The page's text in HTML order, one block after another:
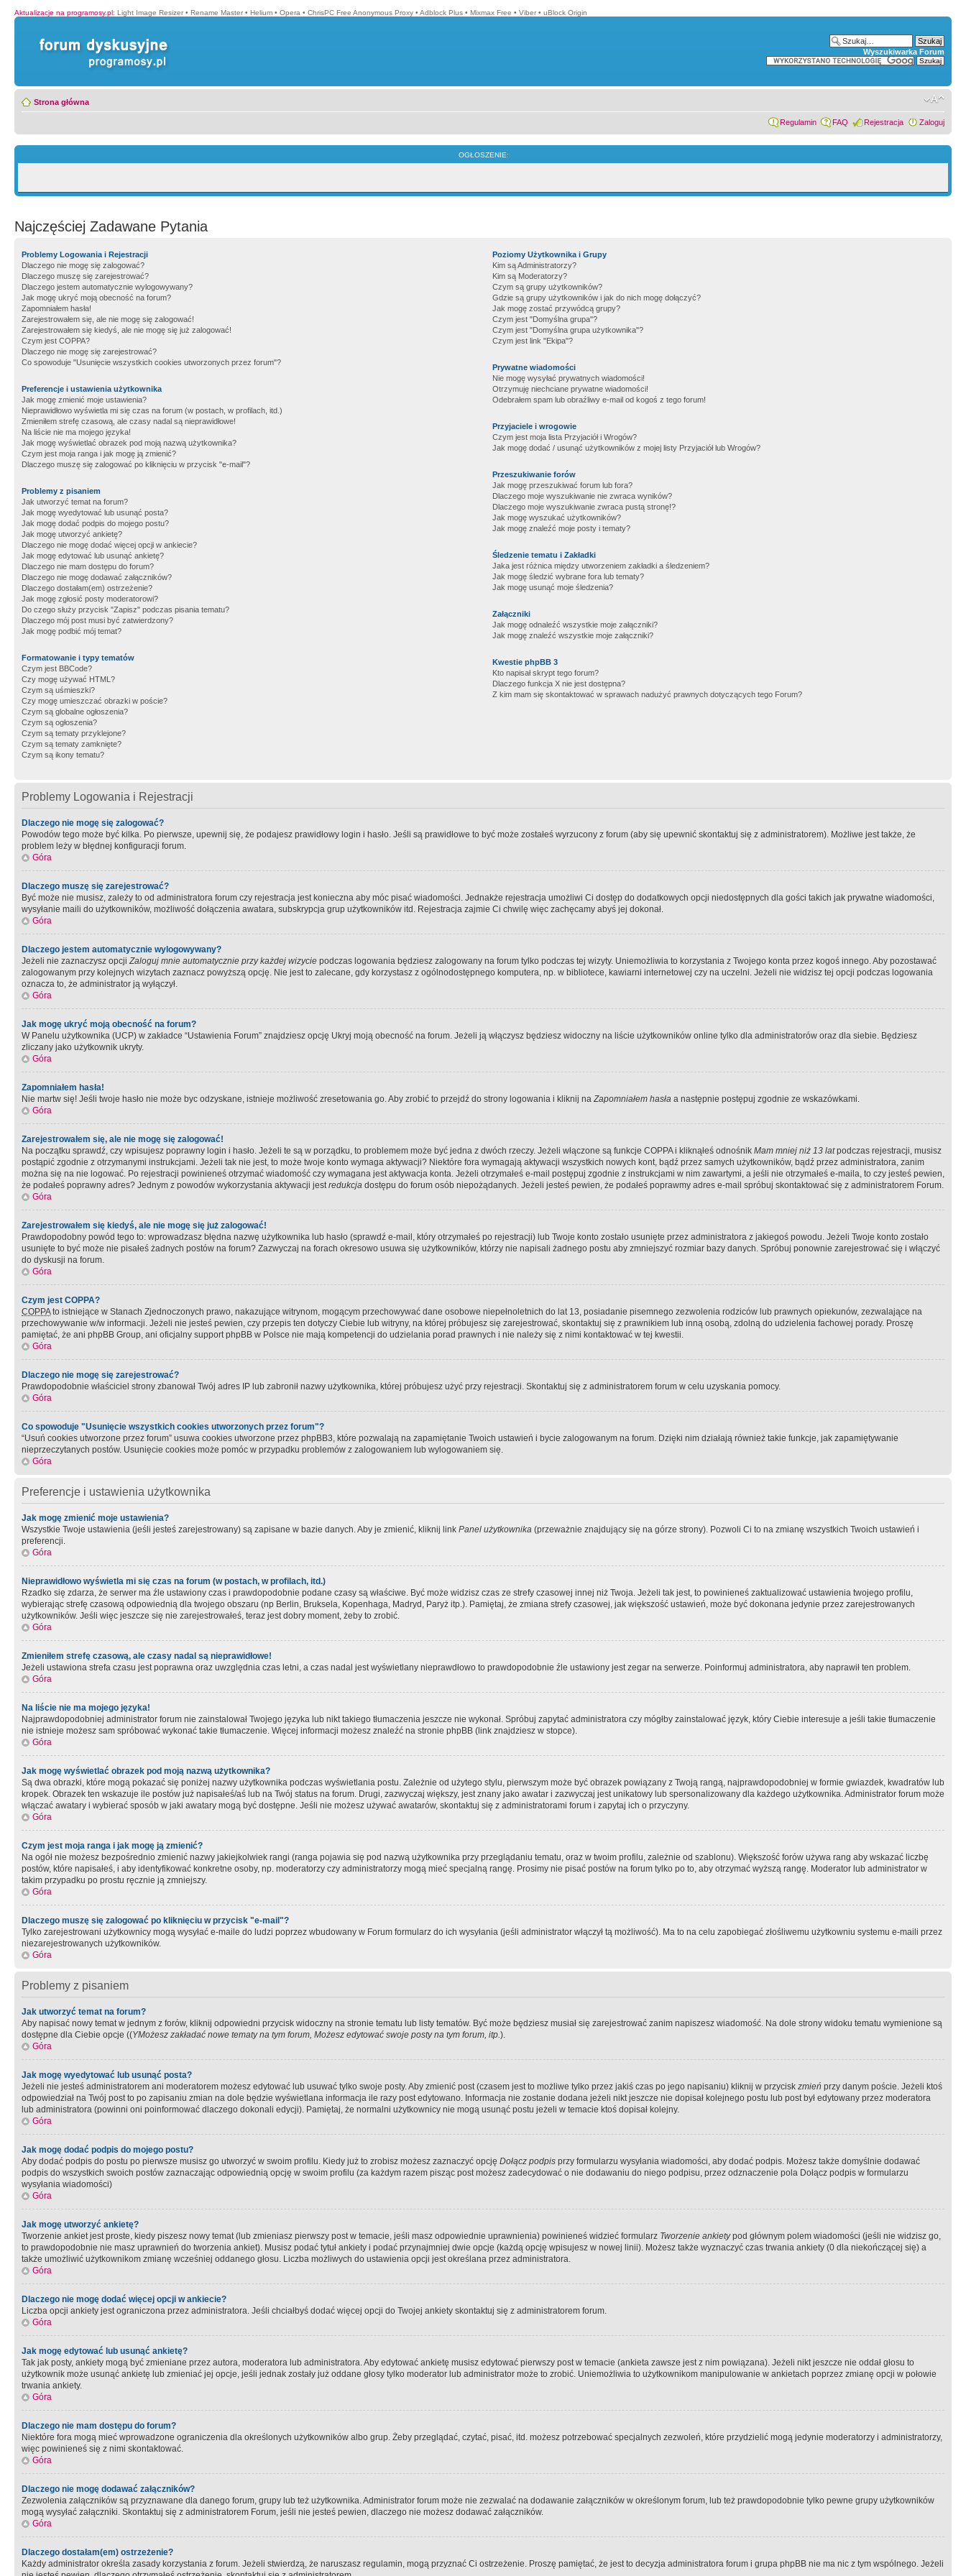
Aktualizacje na programosy.pl: Light Image Resizer • Rename Master • Helium • Opera • ChrisPC Free Anonymous Proxy • Adblock Plus • Mixmax Free • Viber • uBlock Origin
Wyszukiwarka Forum
Strona główna
Regulamin FAQ Rejestracja Zaloguj
OGŁOSZENIE:
Najczęściej Zadawane Pytania
Problemy Logowania i Rejestracji
Dlaczego nie mogę się zalogować?
Dlaczego muszę się zarejestrować?
Dlaczego jestem automatycznie wylogowywany?
Jak mogę ukryć moją obecność na forum?
Zapomniałem hasła!
Zarejestrowałem się, ale nie mogę się zalogować!
Zarejestrowałem się kiedyś, ale nie mogę się już zalogować!
Czym jest COPPA?
Dlaczego nie mogę się zarejestrować?
Co spowoduje "Usunięcie wszystkich cookies utworzonych przez forum"?
Preferencje i ustawienia użytkownika
Jak mogę zmienić moje ustawienia?
Nieprawidłowo wyświetla mi się czas na forum (w postach, w profilach, itd.)
Zmieniłem strefę czasową, ale czasy nadal są nieprawidłowe!
Na liście nie ma mojego języka!
Jak mogę wyświetlać obrazek pod moją nazwą użytkownika?
Czym jest moja ranga i jak mogę ją zmienić?
Dlaczego muszę się zalogować po kliknięciu w przycisk "e-mail"?
Problemy z pisaniem
Jak utworzyć temat na forum?
Jak mogę wyedytować lub usunąć posta?
Jak mogę dodać podpis do mojego postu?
Jak mogę utworzyć ankietę?
Dlaczego nie mogę dodać więcej opcji w ankiecie?
Jak mogę edytować lub usunąć ankietę?
Dlaczego nie mam dostępu do forum?
Dlaczego nie mogę dodawać załączników?
Dlaczego dostałam(em) ostrzeżenie?
Jak mogę zgłosić posty moderatorowi?
Do czego służy przycisk "Zapisz" podczas pisania tematu?
Dlaczego mój post musi być zatwierdzony?
Jak mogę podbić mój temat?
Formatowanie i typy tematów
Czym jest BBCode?
Czy mogę używać HTML?
Czym są uśmieszki?
Czy mogę umieszczać obrazki w poście?
Czym są globalne ogłoszenia?
Czym są ogłoszenia?
Czym są tematy przyklejone?
Czym są tematy zamknięte?
Czym są ikony tematu?
Poziomy Użytkownika i Grupy
Kim są Administratorzy?
Kim są Moderatorzy?
Czym są grupy użytkowników?
Gdzie są grupy użytkowników i jak do nich mogę dołączyć?
Jak mogę zostać przywódcą grupy?
Czym jest "Domyślna grupa"?
Czym jest "Domyślna grupa użytkownika"?
Czym jest link "Ekipa"?
Prywatne wiadomości
Nie mogę wysyłać prywatnych wiadomości!
Otrzymuję niechciane prywatne wiadomości!
Odebrałem spam lub obraźliwy e-mail od kogoś z tego forum!
Przyjaciele i wrogowie
Czym jest moja lista Przyjaciół i Wrogów?
Jak mogę dodać / usunąć użytkowników z mojej listy Przyjaciół lub Wrogów?
Przeszukiwanie forów
Jak mogę przeszukiwać forum lub fora?
Dlaczego moje wyszukiwanie nie zwraca wyników?
Dlaczego moje wyszukiwanie zwraca pustą stronę!?
Jak mogę wyszukać użytkowników?
Jak mogę znaleźć moje posty i tematy?
Śledzenie tematu i Zakładki
Jaka jest różnica między utworzeniem zakładki a śledzeniem?
Jak mogę śledzić wybrane fora lub tematy?
Jak mogę usunąć moje śledzenia?
Załączniki
Jak mogę odnaleźć wszystkie moje załączniki?
Jak mogę znaleźć wszystkie moje załączniki?
Kwestie phpBB 3
Kto napisał skrypt tego forum?
Dlaczego funkcja X nie jest dostępna?
Z kim mam się skontaktować w sprawach nadużyć prawnych dotyczących tego Forum?
Problemy Logowania i Rejestracji
Dlaczego nie mogę się zalogować?
Powodów tego może być kilka. Po pierwsze, upewnij się, że podajesz prawidłowy login i hasło. Jeśli są prawidłowe to być może zostałeś wyrzucony z forum (aby się upewnić skontaktuj się z administratorem). Możliwe jest także, że
problem leży w błędnej konfiguracji forum.
Góra
Dlaczego muszę się zarejestrować?
Być może nie musisz, zależy to od administratora forum czy rejestracja jest konieczna aby móc pisać wiadomości. Jednakże rejestracja umożliwi Ci dostęp do dodatkowych opcji niedostępnych dla gości takich jak prywatne wiadomości,
wysyłanie maili do użytkowników, możliwość dołączenia awatara, subskrypcja grup użytkowników itd. Rejestracja zajmie Ci chwilę więc zachęcamy abyś jej dokonał.
Góra
Dlaczego jestem automatycznie wylogowywany?
Jeżeli nie zaznaczysz opcjiZaloguj mnie automatycznie przy każdej wizycie podczas logowania będziesz zalogowany na forum tylko podczas tej wizyty. Uniemożliwia to korzystania z Twojego konta przez kogoś innego. Aby pozostawać
zalogowanym przy kolejnych wizytach zaznacz powyższą opcję. Nie jest to zalecane, gdy korzystasz z ogólnodostępnego komputera, np. w bibliotece, kawiarni internetowej czy na uczelni. Jeżeli nie widzisz tej opcji podczas logowania
oznacza to, że administrator ją wyłączył.
Góra
Jak mogę ukryć moją obecność na forum?
W Panelu użytkownika (UCP) w zakładce “Ustawienia Forum” znajdziesz opcję Ukryj moją obecność na forum. Jeżeli ją włączysz będziesz widoczny na liście użytkowników online tylko dla administratorów oraz dla siebie. Będziesz
zliczany jako użytkownik ukryty.
Góra
Zapomniałem hasła!
Nie martw się! Jeśli twoje hasło nie może byc odzyskane, istnieje możliwość zresetowania go. Aby zrobić to przejdź do strony logowania i kliknij naZapomniałem hasła a następnie postępuj zgodnie ze wskazówkami.
Góra
Zarejestrowałem się, ale nie mogę się zalogować!
Na początku sprawdź, czy wpisujesz poprawny login i hasło. Jeżeli te są w porządku, to problemem może być jedna z dwóch rzeczy. Jeżeli włączone są funkcje COPPA i kliknąłeś odnośnik Mam mniej niż 13 latpodczas rejestracji, musisz
postąpić zgodnie z otrzymanymi instrukcjami. Jeżeli tak nie jest, to może twoje konto wymaga aktywacji? Niektóre fora wymagają aktywacji wszystkich nowych kont, bądź przez samych użytkowników, bądź przez administratora, zanim
można się na nie logować. Po rejestracji powinieneś otrzymać wiadomość czy wymagana jest aktywacja konta. Jeżeli otrzymałeś e-mail postępuj zgodnie z instrukcjami w nim zawartymi, a jeśli nie otrzymałeś e-maila, to czy jesteś pewien,
że podałeś poprawny adres? Jednym z powodów wykorzystania aktywacji jestredukcja dostępu do forum osób niepożądanych. Jeżeli jesteś pewien, że podałeś poprawmy adres e-mail spróbuj skontaktować się z administratorem Forum.
Góra
Zarejestrowałem się kiedyś, ale nie mogę się już zalogować!
Prawdopodobny powód tego to: wprowadzasz błędna nazwę użytkownika lub hasło (sprawdź e-mail, który otrzymałeś po rejestracji) lub Twoje konto zostało usunięte przez administratora z jakiegoś powodu. Jeżeli Twoje konto zostało
usunięte to być może nie pisałeś żadnych postów na forum? Zazwyczaj na forach okresowo usuwa się użytkowników, którzy nie napisali żadnego postu aby zmniejszyć rozmiar bazy danych. Spróbuj ponownie zarejestrować się i włączyć
do dyskusji na forum.
Góra
Czym jest COPPA?
COPPAto istniejące w Stanach Zjednoczonych prawo, nakazujące witrynom, mogącym przechowywać dane osobowe niepełnoletnich do lat 13, posiadanie pisemnego zezwolenia rodziców lub prawnych opiekunów, zezwalające na
przechowywanie w/w informacji. Jeżeli nie jesteś pewien, czy przepis ten dotyczy Ciebie lub witryny, na której próbujesz się zarejestrować, skontaktuj się z prawnikiem lub inną osobą, zdolną do udzielenia fachowej porady. Proszę
pamiętać, że ani phpBB Group, ani oficjalny support phpBB w Polsce nie mają kompetencji do udzielania porad prawnych i nie należy się z nimi kontaktować w tej kwestii.
Góra
Dlaczego nie mogę się zarejestrować?
Prawdopodobnie właściciel strony zbanował Twój adres IP lub zabronił nazwy użytkownika, której próbujesz użyć przy rejestracji. Skontaktuj się z administratorem forum w celu uzyskania pomocy.
Góra
Co spowoduje "Usunięcie wszystkich cookies utworzonych przez forum"?
“Usuń cookies utworzone przez forum” usuwa cookies utworzone przez phpBB3, które pozwalają na zapamiętanie Twoich ustawień i bycie zalogowanym na forum. Dzięki nim działają również takie funkcje, jak zapamiętywanie
nieprzeczytanych postów. Usunięcie cookies może pomóc w przypadku problemów z zalogowaniem lub wylogowaniem się.
Góra
Preferencje i ustawienia użytkownika
Jak mogę zmienić moje ustawienia?
Wszystkie Twoje ustawienia (jeśli jesteś zarejestrowany) są zapisane w bazie danych. Aby je zmienić, kliknij link Panel użytkownika (przeważnie znajdujący się na górze strony). Pozwoli Ci to na zmianę wszystkich Twoich ustawień i
preferencji.
Góra
Nieprawidłowo wyświetla mi się czas na forum (w postach, w profilach, itd.)
Rzadko się zdarza, że serwer ma źle ustawiony czas i prawdopodobnie podane czasy są właściwe. Być może widzisz czas ze strefy czasowej innej niż Twoja. Jeżeli tak jest, to powinieneś zaktualizować ustawienia twojego profilu,
wybierając strefę czasową odpowiednią dla twojego obszaru (np Berlin, Bruksela, Kopenhaga, Madryd, Paryż itp.). Pamiętaj, że zmiana strefy czasowej, jak większość ustawień, może być dokonana jedynie przez zarejestrowanych
użytkowników. Jeśli więc jeszcze się nie zarejestrowałeś, teraz jest dobry moment, żeby to zrobić.
Góra
Zmieniłem strefę czasową, ale czasy nadal są nieprawidłowe!
Jeżeli ustawiona strefa czasu jest poprawna oraz uwzględnia czas letni, a czas nadal jest wyświetlany nieprawdłowo to prawdopodobnie źle ustawiony jest zegar na serwerze. Poinformuj administratora, aby naprawił ten problem.
Góra
Na liście nie ma mojego języka!
Najprawdopodobniej administrator forum nie zainstalował Twojego języka lub nikt takiego tłumaczenia jeszcze nie wykonał. Spróbuj zapytać administratora czy mógłby zainstalować język, który Ciebie interesuje a jeśli takie tłumaczenie
nie istnieje możesz sam spróbować wykonać takie tłumaczenie. Więcej informacji możesz znaleźć na stronie phpBB (link znajdziesz w stopce).
Góra
Jak mogę wyświetlać obrazek pod moją nazwą użytkownika?
Są dwa obrazki, które mogą pokazać się poniżej nazwy użytkownika podczas wyświetlania postu. Zależnie od użytego stylu, pierwszym może być obrazek powiązany z Twoją rangą, najprawdopodobniej w formie gwiazdek, kwadratów lub
kropek. Obrazek ten wskazuje ile postów już napisałeś/aś lub na Twój status na forum. Drugi, zazwyczaj większy, jest znany jako awatar i zazwyczaj jest unikatowy lub spersonalizowany dla każdego użytkownika. Administrator forum może
włączać awatary i wybierać sposób w jaki awatary mogą być dostępne. Jeśli nie możesz używać awatarów, skontaktuj się z administratorami forum i zapytaj ich o przyczyny.
Góra
Czym jest moja ranga i jak mogę ją zmienić?
Na ogół nie możesz bezpośrednio zmienić nazwy jakiejkolwiek rangi (ranga pojawia się pod nazwą użytkownika przy przeglądaniu tematu, oraz w twoim profilu, zależnie od szablonu). Większość forów używa rang aby wskazać liczbę
postów, które napisałeś, i aby identyfikować konkretne osoby, np. moderatorzy czy administratorzy mogą mieć specjalną rangę. Prosimy nie pisać postów na forum tylko po to, aby otrzymać wyższą rangę. Moderator lub administrator w
takim przypadku po prostu ręcznie ją zmniejszy.
Góra
Dlaczego muszę się zalogować po kliknięciu w przycisk "e-mail"?
Tylko zarejestrowani użytkownicy mogą wysyłać e-maile do ludzi poprzez wbudowany w Forum formularz do ich wysyłania (jeśli administrator włączył tą możliwość). Ma to na celu zapobiegać złośliwemu użytkowniu systemu e-maili przez
niezarejestrowanych użytkowników.
Góra
Problemy z pisaniem
Jak utworzyć temat na forum?
Aby napisać nowy temat w jednym z forów, kliknij odpowiedni przycisk widoczny na stronie tematu lub listy tematów. Być może będziesz musiał się zarejestrować zanim napiszesz wiadomość. Na dole strony widoku tematu wymienione są
dostępne dla Ciebie opcje ((YMożesz zakładać nowe tematy na tym forum, Możesz edytować swoje posty na tym forum, itp.).
Góra
Jak mogę wyedytować lub usunąć posta?
Jeżeli nie jesteś administratorem ani moderatorem możesz edytować lub usuwać tylko swoje posty. Aby zmienić post (czasem jest to możliwe tylko przez jakiś czas po jego napisaniu) kliknij w przycisk zmień przy danym poście. Jeżeli ktoś
odpowiedział na Twój post to po zapisaniu zmian na dole będzie wyświetlana informacja ile razy post edytowano. Informacja nie zostanie dodana jeżeli nikt jeszcze nie dopisał kolejnego postu lub post był edytowany przez moderatora
lub administratora (powinni oni poinformować dlaczego dokonali edycji). Pamiętaj, że normalni użytkownicy nie mogą usunąć postu jeżeli w temacie ktoś dopisał kolejny.
Góra
Jak mogę dodać podpis do mojego postu?
Aby dodać podpis do postu po pierwsze musisz go utworzyć w swoim profilu. Kiedy już to zrobisz możesz zaznaczyć opcję Dołącz podpis przy formularzu wysyłania wiadomości, aby dodać podpis. Możesz także domyślnie dodawać
podpis do wszystkich swoich postów zaznaczając odpowiednią opcję w swoim profilu (za każdym razem pisząc post możesz zadecydować o nie dodawaniu do niego podpisu, przez odznaczenie pola Dołącz podpis w formularzu
wysyłania wiadomości)
Góra
Jak mogę utworzyć ankietę?
Tworzenie ankiet jest proste, kiedy piszesz nowy temat (lub zmieniasz pierwszy post w temacie, jeśli masz odpowiednie uprawnienia) powinieneś widzieć formularz Tworzenie ankietypod głównym polem wiadomości (jeśli nie widzisz go,
to prawdopodobnie nie masz uprawnień do tworzenia ankiet). Musisz podać tytuł ankiety i podać przynajmniej dwie opcje (każdą opcję wpisujesz w nowej linii). Możesz także wyznaczyć czas trwania ankiety (0 dla niekończącej się) a
także umożliwić użytkownikom zmianę wcześniej oddanego głosu. Liczba możliwych do ustawienia opcji jest określana przez administratora.
Góra
Dlaczego nie mogę dodać więcej opcji w ankiecie?
Liczba opcji ankiety jest ograniczona przez administratora. Jeśli chciałbyś dodać więcej opcji do Twojej ankiety skontaktuj się z administratorem forum.
Góra
Jak mogę edytować lub usunąć ankietę?
Tak jak posty, ankiety mogą być zmieniane przez autora, moderatora lub administratora. Aby edytować ankietę musisz edytować pierwszy post w temacie (ankieta zawsze jest z nim powiązana). Jeżeli nikt jeszcze nie oddał głosu to
użytkownik może usunąć ankietę lub zmieniać jej opcje, jeśli jednak zostały już oddane głosy tylko moderator lub administrator może to zrobić. Uniemożliwia to użytkownikom manipulowanie w ankietach poprzez zmianę opcji w połowie
trwania ankiety.
Góra
Dlaczego nie mam dostępu do forum?
Niektóre fora mogą mieć wprowadzone ograniczenia dla określonych użytkowników albo grup. Żeby przeglądać, czytać, pisać, itd. możesz potrzebować specjalnych zezwoleń, które przydzielić mogą jedynie moderatorzy i administratorzy,
więc powinieneś się z nimi skontaktować.
Góra
Dlaczego nie mogę dodawać załączników?
Zezwolenia załączników są przyznawane dla danego forum, grupy lub też użytkownika. Administrator forum może nie zezwalać na dodawanie załączników w określonym forum, lub też prawdopodobnie tylko pewne grupy użytkowników
mogą wysyłać załączniki. Skontaktuj się z administratorem Forum, jeśli nie jesteś pewien, dlaczego nie możesz dodawać załączników.
Góra
Dlaczego dostałam(em) ostrzeżenie?
Każdy administrator określa zasady korzystania z forum. Jeżeli stwierdzą, że naruszasz regulamin, mogą przyznać Ci ostrzeżenie. Proszę pamiętać, że jest to decyzja administratora forum i grupa phpBB nie ma nic z tym wspólnego. Jeżeli